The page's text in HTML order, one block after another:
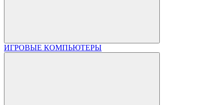
ИГРОВЫЕ КОМПЬЮТЕРЫ